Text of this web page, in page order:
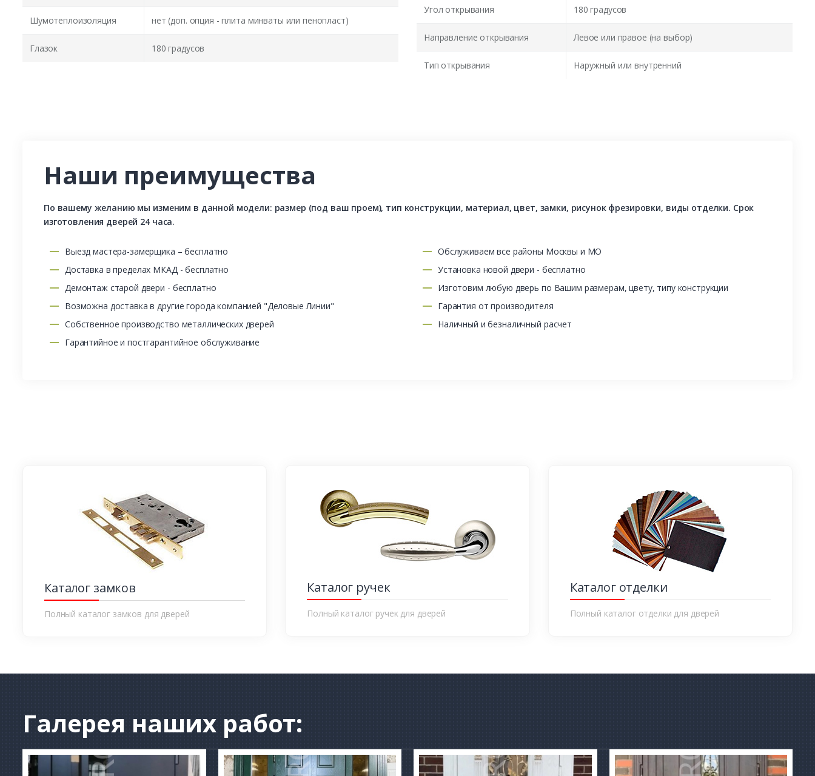
Шумотеплоизоляция нет (доп. опция - плита минваты или пенопласт)
Глазок 180 градусов
Угол открывания 180 градусов
Направление открывания Левое или правое (на выбор)
Тип открывания Наружный или внутренний
Наши преимущества
По вашему желанию мы изменим в данной модели: размер (под ваш проем), тип конструкции, материал, цвет, замки, рисунок фрезировки, виды отделки. Срок
изготовления дверей 24 часа.
Выезд мастера-замерщика – бесплатно
Доставка в пределах МКАД - бесплатно
Демонтаж старой двери - бесплатно
Возможна доставка в другие города компанией "Деловые Линии"
Собственное производство металлических дверей
Гарантийное и постгарантийное обслуживание
Обслуживаем все районы Москвы и МО
Установка новой двери - бесплатно
Изготовим любую дверь по Вашим размерам, цвету, типу конструкции
Гарантия от производителя
Наличный и безналичный расчет
Каталог замков
Полный каталог замков для дверей
Каталог ручек
Полный каталог ручек для дверей
Каталог отделки
Полный каталог отделки для дверей
Галерея наших работ: